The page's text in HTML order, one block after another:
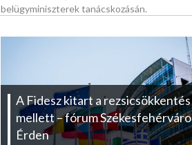
belügyminiszterek tanácskozásán.
A Fidesz kitart a rezsicsökkentés
mellett – fórum
Érden